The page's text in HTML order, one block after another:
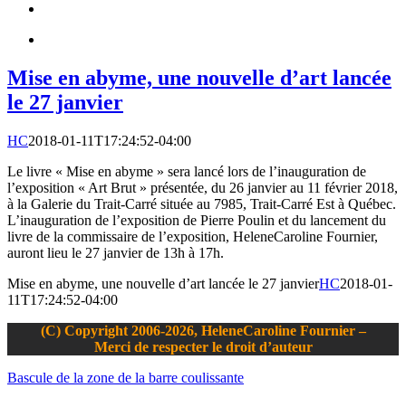
Mise en abyme, une nouvelle d’art lancée
le 27 janvier
HC2018-01-11T17:24:52-04:00
Le livre « Mise en abyme » sera lancé lors de l’inauguration de
l’exposition « Art Brut » présentée, du 26 janvier au 11 février 2018,
à la Galerie du Trait-Carré située au 7985, Trait-Carré Est à Québec.
L’inauguration de l’exposition de Pierre Poulin et du lancement du
livre de la commissaire de l’exposition, HeleneCaroline Fournier,
auront lieu le 27 janvier de 13h à 17h.
Mise en abyme, une nouvelle d’art lancée le 27 janvierHC2018-01-
11T17:24:52-04:00
(C) Copyright 2006-2026, HeleneCaroline Fournier –
Merci de respecter le droit d’auteur
Bascule de la zone de la barre coulissante